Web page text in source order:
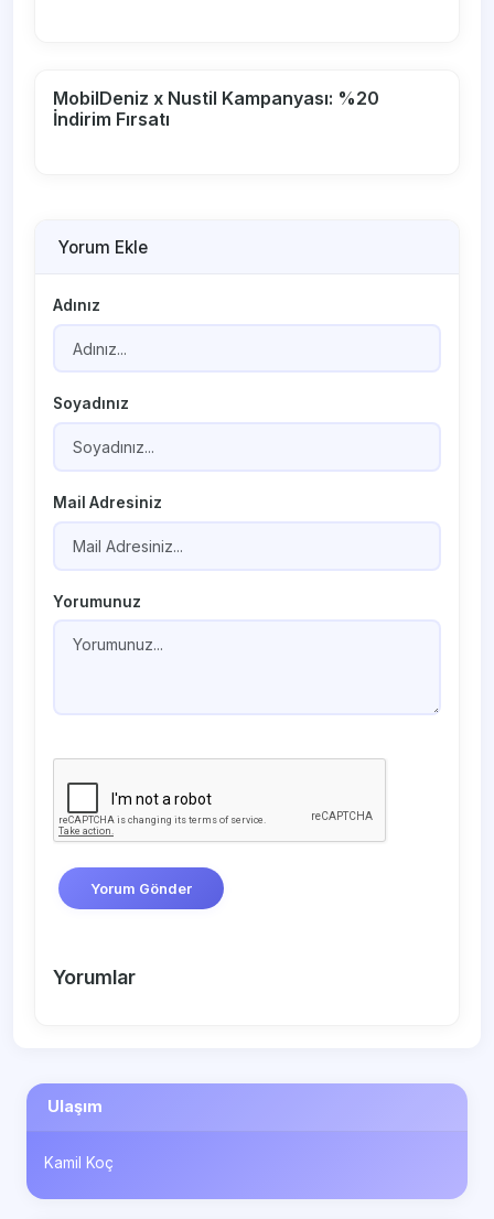
MobilDeniz x Nustil Kampanyası: %20
İndirim Fırsatı
Yorum Ekle
Adınız
Soyadınız
Mail Adresiniz
Yorumunuz
Yorum Gönder
Yorumlar
Ulaşım
Kamil Koç